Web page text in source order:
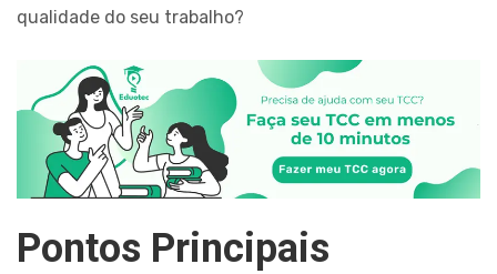
qualidade do seu trabalho?
Pontos Principais